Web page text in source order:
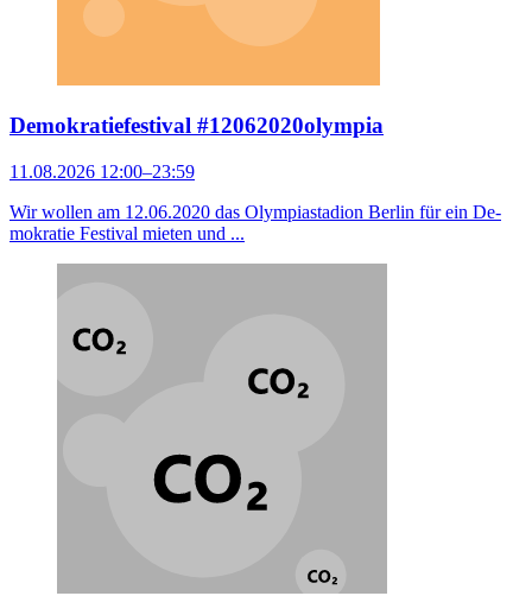
Demokratiefestival #12062020olympia
11.08.2026 12:00–23:59
Wir wollen am 12.06.2020 das Olympiastadion Berlin für ein De­
mo­kratie Festival mieten und ...